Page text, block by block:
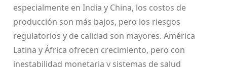
especialmente en India y China, los costos de
producción son más bajos, pero los riesgos
regulatorios y de calidad son mayores. América
Latina y África ofrecen crecimiento, pero con
inestabilidad monetaria y sistemas de salud